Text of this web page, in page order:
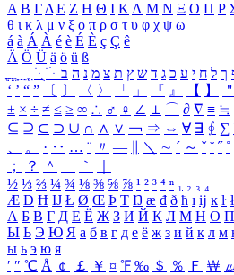
Α Β ΓΔ Ε Ζ Η Θ Ι ΚΛ Μ Ν Ξ Ο Π Ρ
θ ι κ λ μ ν ξ ο π ρ σ τ υ φ χ ψ ω
á à Á À é è É È ç Ç ê
Ä Ö Ü ä ö ü ß
ִֶֹ ֻּ ׁׂ ך ל ח י ע כ ג ד ש ץ ת צ מ נ ה ב
‘ ’ “ ” 〔 〕 〈 〉 「 」 『 』 【 】 ＂
± × ÷ ≠ ≤ ≥ ∞ ∴ ♂ ♀ ∠ ⊥ ⌒ ∂ ∇ ≡ ≒
⊆ ⊇ ⊂ ⊃ ∪ ∩ ∧ ∨ ￢ ⇒ ⇔ ∀ ∃ ∮ ∑
、
。 · ‥ … ¨ 〃 ― ＼ ∼ ´ ～ ˇ ˘ ˝ ˚
；
？ ＾ ｀
½ ⅓ ⅔ ¼ ¾ ⅛ ⅜ ⅝ ⅞ ¹ ² ³ ⁴ ⁿ ₁ ₂ ₃ ₄
Æ Ð Ħ Ĳ Ł Ø Œ Þ Ŧ Ŋ æ đ ð ħ ı ĳ ĸ ŀ ł
А Б В Г Д Е Ё Ж З И Й К Л М Н О П
Ы Ь Э Ю Я а б в г д е ё ж з и й к л м
ы ь э ю я
′ ″ ℃ Å ￠ ￡ ￥ ¤ ℉ ‰ ＄ ％ Ｆ ￦